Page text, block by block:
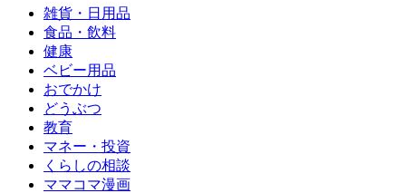
雑貨・日用品
食品・飲料
健康
ベビー用品
おでかけ
どうぶつ
教育
マネー・投資
くらしの相談
ママコマ漫画